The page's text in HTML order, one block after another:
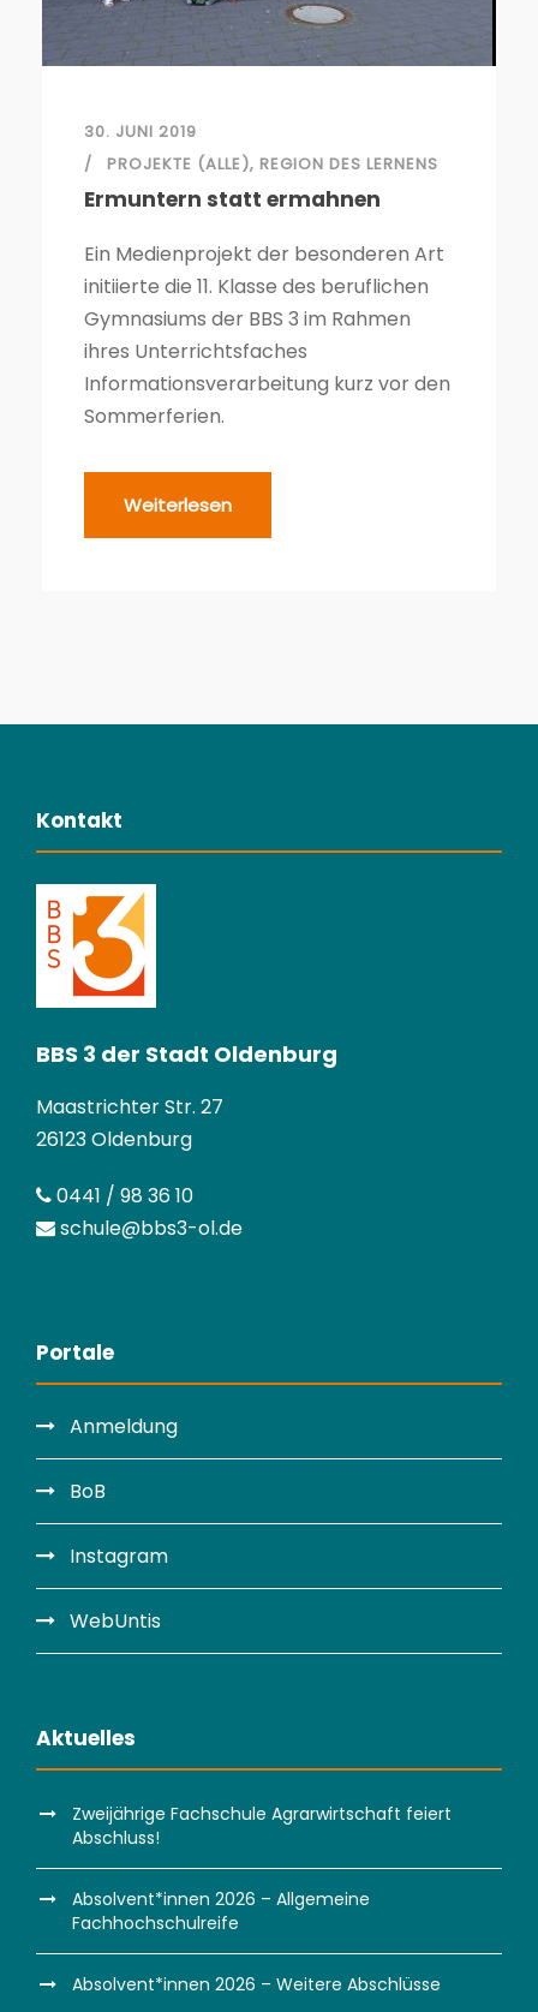
30. JUNI 2019
PROJEKTE (ALLE), REGION DES LERNENS
Ermuntern statt ermahnen
Ein Medienprojekt der besonderen Art
initiierte die 11. Klasse des beruflichen
Gymnasiums der BBS 3 im Rahmen
ihres Unterrichtsfaches
Informationsverarbeitung kurz vor den
Sommerferien.
Weiterlesen
Kontakt
BBS 3 der Stadt Oldenburg
Maastrichter Str. 27
26123 Oldenburg
0441 / 98 36 10
schule@bbs3-ol.de
Portale
Anmeldung
BoB
Instagram
WebUntis
Aktuelles
Zweijährige Fachschule Agrarwirtschaft feiert
Abschluss!
Absolvent*innen 2026 – Allgemeine
Fachhochschulreife
Absolvent*innen 2026 – Weitere Abschlüsse